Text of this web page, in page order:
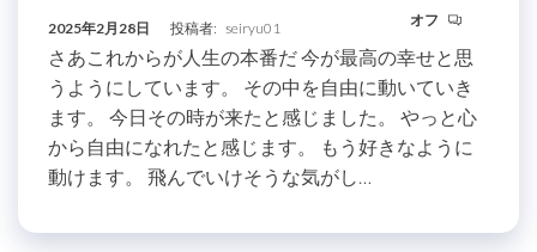
2025年2月28日 投稿者: seiryu01 オフ
さあこれからが人生の本番だ 今が最高の幸せと思
うようにしています。 その中を自由に動いていき
ます。 今日その時が来たと感じました。 やっと心
から自由になれたと感じます。 もう好きなように
動けます。 飛んでいけそうな気がし…